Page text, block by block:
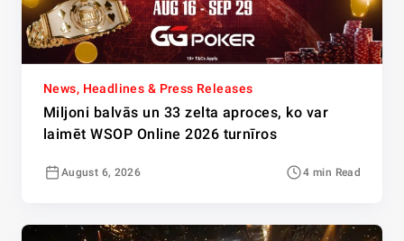
News, Headlines & Press Releases
Miljoni balvās un 33 zelta aproces, ko var
laimēt WSOP Online 2026 turnīros
August 6, 2026 4 min Read